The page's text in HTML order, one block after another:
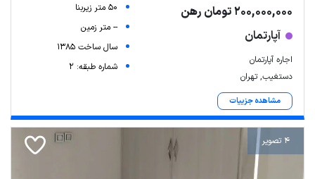
200,000,000 تومان رهن
آپارتمان
اجاره آپارتمان
دستغیب, تهران
مشاهده جزییات
50 متر زیربنا
-- متر زمین
سال ساخت 1385
شماره طبقه: 2
4 تصویر